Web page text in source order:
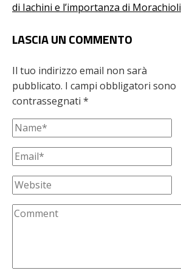
di Iachini e l’importanza di Morachioli
LASCIA UN COMMENTO
Il tuo indirizzo email non sarà
pubblicato. I campi obbligatori sono
contrassegnati *